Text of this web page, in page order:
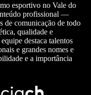
esportivo no Vale do
profissional —
comunicação de todo
qualidade e
destaca talentos
e grandes nomes e
e a importância